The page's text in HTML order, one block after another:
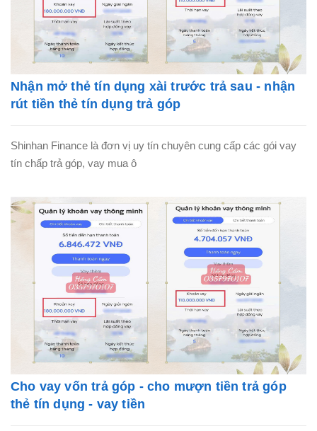
Nhận mở thẻ tín dụng xài trước trả sau - nhận
rút tiền thẻ tín dụng trả góp
Shinhan Finance là đơn vị uy tín chuyên cung cấp các gói vay
tín chấp trả góp, vay mua ô
Cho vay vốn trả góp - cho mượn tiền trả góp
thẻ tín dụng - vay tiền